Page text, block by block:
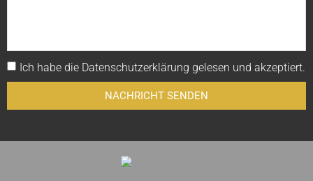
Ich habe die Datenschutzerklärung gelesen und akzeptiert.
NACHRICHT SENDEN